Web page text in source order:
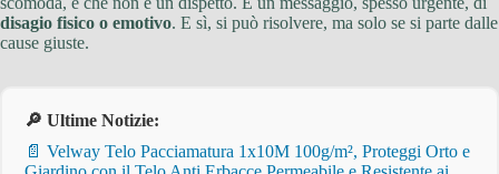
disagio fisico o emotivo. E sì, si può risolvere, ma solo se si parte dalle
cause giuste.
🔎 Ultime Notizie:
📄 Velway Telo Pacciamatura 1x10M 100g/m², Proteggi Orto e